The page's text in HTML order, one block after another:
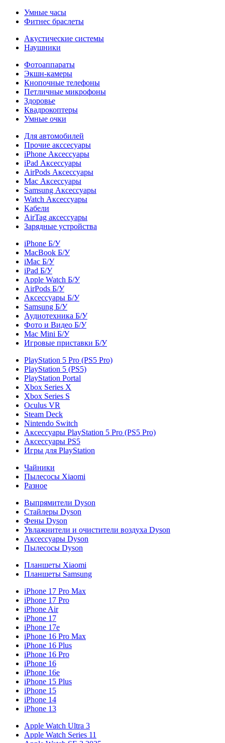
Умные часы
Фитнес браслеты
Акустические системы
Наушники
Фотоаппараты
Экшн-камеры
Кнопочные телефоны
Петличные микрофоны
Здоровье
Квадрокоптеры
Умные очки
Для автомобилей
Прочие акссесуары
iPhone Аксессуары
iPad Аксессуары
AirPods Аксессуары
Mac Аксессуары
Samsung Аксессуары
Watch Аксессуары
Кабели
AirTag аксессуары
Зарядные устройства
iPhone Б/У
MacBook Б/У
iMac Б/У
iPad Б/У
Apple Watch Б/У
AirPods Б/У
Аксессуары Б/У
Samsung Б/У
Аудиотехника Б/У
Фото и Видео Б/У
Mac Mini Б/У
Игровые приставки Б/У
PlayStation 5 Pro (PS5 Pro)
PlayStation 5 (PS5)
PlayStation Portal
Xbox Series X
Xbox Series S
Oculus VR
Steam Deck
Nintendo Switch
Аксессуары PlayStation 5 Pro (PS5 Pro)
Аксессуары PS5
Игры для PlayStation
Чайники
Пылесосы Xiaomi
Разное
Выпрямители Dyson
Стайлеры Dyson
Фены Dyson
Увлажнители и очистители воздуха Dyson
Аксессуары Dyson
Пылесосы Dyson
Планшеты Xiaomi
Планшеты Samsung
iPhone 17 Pro Max
iPhone 17 Pro
iPhone Air
iPhone 17
iPhone 17e
iPhone 16 Pro Max
iPhone 16 Plus
iPhone 16 Pro
iPhone 16
iPhone 16e
iPhone 15 Plus
iPhone 15
iPhone 14
iPhone 13
Apple Watch Ultra 3
Apple Watch Series 11